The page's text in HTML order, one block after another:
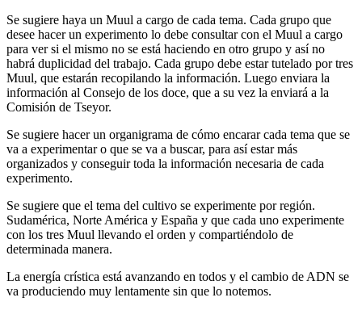
Se sugiere haya un Muul a cargo de cada tema. Cada grupo que
desee hacer un experimento lo debe consultar con el Muul a cargo
para ver si el mismo no se está haciendo en otro grupo y así no
habrá duplicidad del trabajo. Cada grupo debe estar tutelado por tres
Muul, que estarán recopilando la información. Luego enviara la
información al Consejo de los doce, que a su vez la enviará a la
Comisión de Tseyor.
Se sugiere hacer un organigrama de cómo encarar cada tema que se
va a experimentar o que se va a buscar, para así estar más
organizados y conseguir toda la información necesaria de cada
experimento.
Se sugiere que el tema del cultivo se experimente por región.
Sudamérica, Norte América y España y que cada uno experimente
con los tres Muul llevando el orden y compartiéndolo de
determinada manera.
La energía crística está avanzando en todos y el cambio de ADN se
va produciendo muy lentamente sin que lo notemos.